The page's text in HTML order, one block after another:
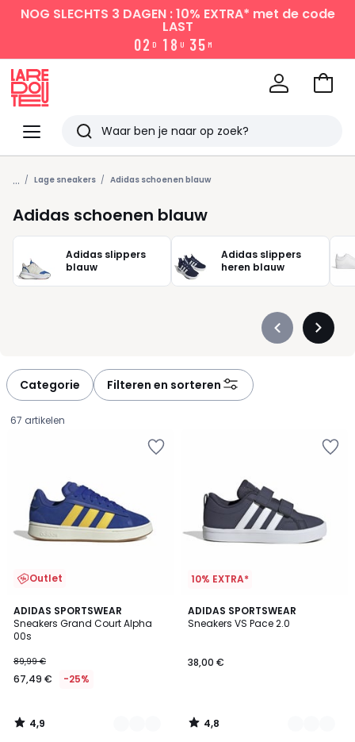
NOG SLECHTS 3 DAGEN : 10% EXTRA* met de code
LAST
02 D 1 8 U 35 M
Menu
Redoute
Zoeken
Laatst
bekeken
Naar
... Lage sneakers Adidas schoenen blauw
Adidas schoenen blauw
Adidas slippers
blauw
Adidas slippers
heren blauw
Précédent
Categorie Filteren en sorteren
67 artikelen
Outlet
ADIDAS SPORTSWEAR
Sneakers Grand Court Alpha
00s
€
In
van
89,99
89,99 €
67,49 € -25%
4,9
/ 5
3
Kleuren
4,9
/
10% EXTRA*
ADIDAS SPORTSWEAR
Sneakers VS Pace 2.0
38,00 €
4,8
/ 5
2
Kleuren
4,8
/